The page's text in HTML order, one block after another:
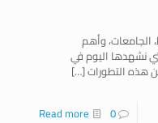
الجامعات، وأهم
نشهدها اليوم في
هذه التطورات[…]
0
Read more